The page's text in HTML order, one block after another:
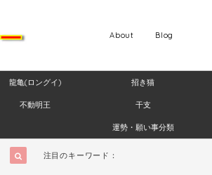
Blog
About
龍亀(ロングイ) 招き猫
不動明王 干支
運勢・願い事分類
注目のキーワード：